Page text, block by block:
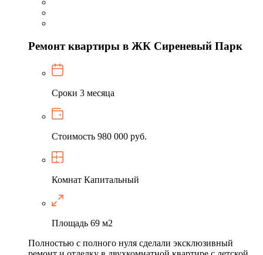
Ремонт квартиры в ЖК Сиреневый Парк
Сроки 3 месяца
Стоимость 980 000 руб.
Комнат Капитальный
Площадь 69 м2
Полностью с полного нуля сделали эксклюзивный